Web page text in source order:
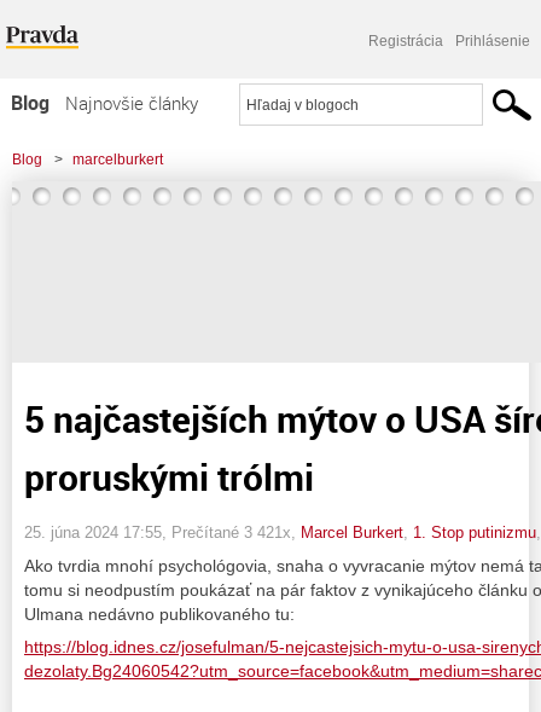
Registrácia Prihlásenie
Blog
Najnovšie články
Najčítanejšie články
Najkomentovanejšie články
Blog > marcelburkert
> 5 najčastejších mýtov o USA šírených proruskými trólmi
5 najčastejších mýtov o USA
proruskými trólmi
25. júna 2024 17:55 , Prečítané 3 421x, Marcel Burkert 1. Stop putinizmu
Ako tvrdia mnohí psychológovia, snaha o vyvracanie mýtov nemá
tomu si neodpustím poukázať na pár faktov z vynikajúceho článku
Ulmana nedávno publikovaného tu:
https://blog.idnes.cz/josefulman/5-nejcastejsich-mytu-o-usa-